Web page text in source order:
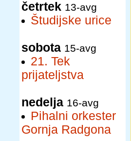
četrtek 13-avg
Študijske urice
sobota 15-avg
21. Tek
prijateljstva
nedelja 16-avg
Pihalni orkester
Gornja Radgona